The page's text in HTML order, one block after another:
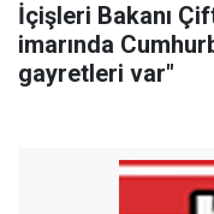
İçişleri Bakanı
imarında
gayretleri var"